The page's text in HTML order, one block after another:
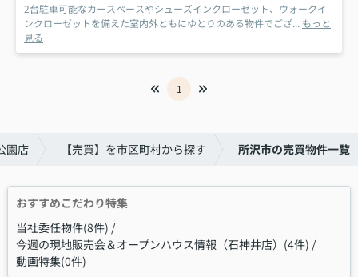
2台駐車可能なカースペースやシューズインクローゼット、ウォークイ
ンクローゼットを備えた室内外ともにゆとりのある物件でござ... もっと
見る
1
園店 【売買】を市区町村から探す 所沢市の売買物件一覧
おすすめこだわり特集
当社委任物件(8件)
今週の現地販売会＆オープンハウス情報（石神井店）(4件)
動画特集(0件)